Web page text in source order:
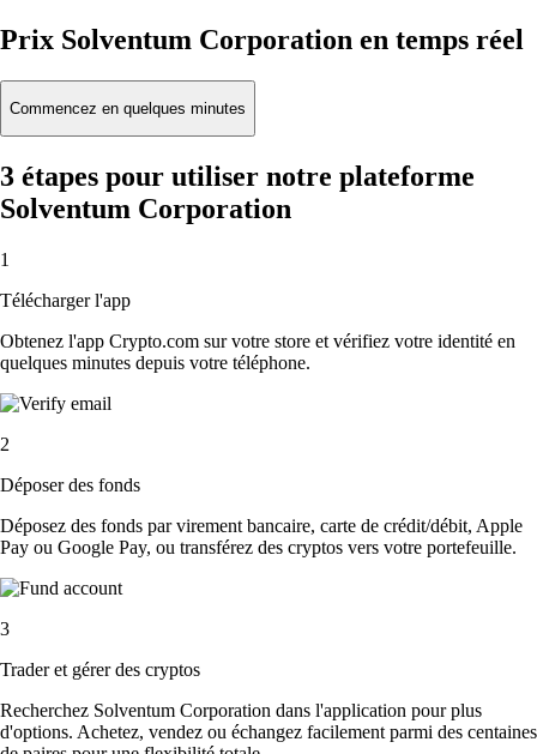
Prix Solventum Corporation en temps réel
Commencez en quelques minutes
3 étapes pour utiliser notre plateforme
Solventum Corporation
1
Télécharger l'app
Obtenez l'app Crypto.com sur votre store et vérifiez votre identité en
quelques minutes depuis votre téléphone.
2
Déposer des fonds
Déposez des fonds par virement bancaire, carte de crédit/débit, Apple
Pay ou Google Pay, ou transférez des cryptos vers votre portefeuille.
3
Trader et gérer des cryptos
Recherchez Solventum Corporation dans l'application pour plus
d'options. Achetez, vendez ou échangez facilement parmi des centaines